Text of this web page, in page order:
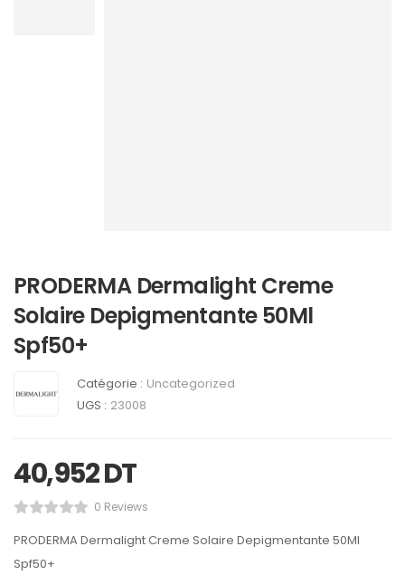
PRODERMA Dermalight Creme
Solaire Depigmentante 50Ml
Spf50+
Catégorie : Uncategorized
UGS : 23008
40,952DT
0 Reviews
PRODERMA Dermalight Creme Solaire Depigmentante 50Ml
Spf50+